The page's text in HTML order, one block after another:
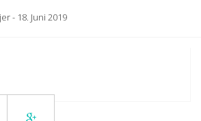
- 18. Juni 2019